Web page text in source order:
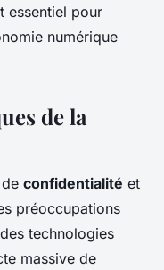
essentiel pour
numérique
de la
confidentialité et
préoccupations
technologies
massive de